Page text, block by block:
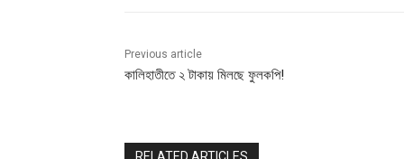
Previous article
কালিহাতীতে ২ টাকায় মিলছে ফুলকপি!